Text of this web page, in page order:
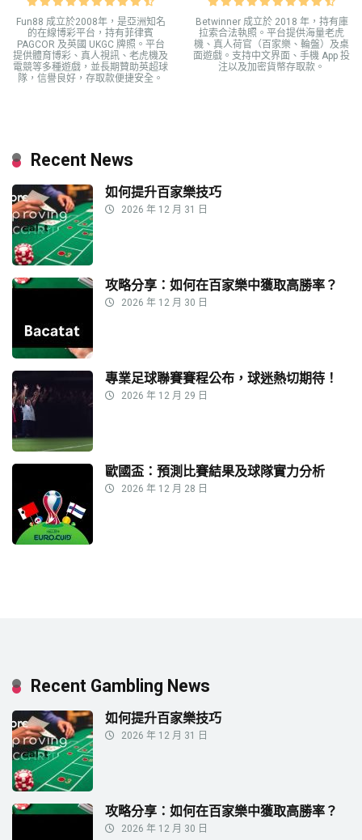
Fun88 成立於2008年，是亞洲知名
的在線博彩平台，持有菲律賓
PAGCOR 及英國 UKGC 牌照。平台
提供體育博彩、真人視訊、老虎機及
電競等多種遊戲，並長期贊助英超球
隊，信譽良好，存取款便捷安全。
Betwinner 成立於 2018 年，持有庫
拉索合法執照。平台提供海量老虎
機、真人荷官（百家樂、輪盤）及桌
面遊戲。支持中文界面、手機 App 投
注以及加密貨幣存取款。
Recent News
如何提升百家樂技巧
2026 年 12 月 31 日
攻略分享：如何在百家樂中獲取高勝率？
2026 年 12 月 30 日
專業足球聯賽賽程公布，球迷熱切期待！
2026 年 12 月 29 日
歐國盃：預測比賽結果及球隊實力分析
2026 年 12 月 28 日
Recent Gambling News
如何提升百家樂技巧
2026 年 12 月 31 日
攻略分享：如何在百家樂中獲取高勝率？
2026 年 12 月 30 日